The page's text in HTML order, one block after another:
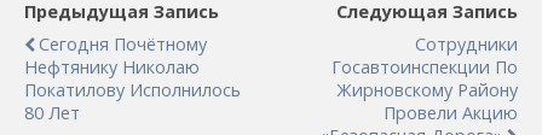
Предыдущая Запись
Сегодня Почётному
Нефтянику Николаю
Покатилову Исполнилось
80 Лет
Следующая Запись
Сотрудники
Госавтоинспекции По
Жирновскому Району
Провели Акцию